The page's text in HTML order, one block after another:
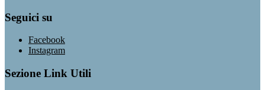
Seguici su
Facebook
Instagram
Sezione Link Utili